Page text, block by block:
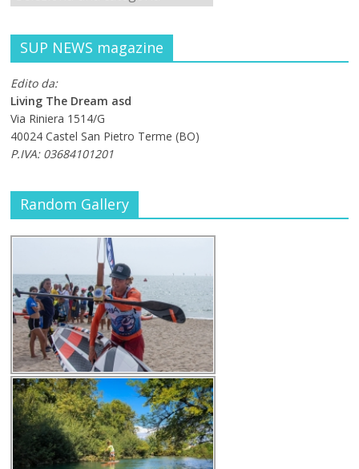
SUP NEWS magazine
Edito da:
Living The Dream asd
Via Riniera 1514/G
40024 Castel San Pietro Terme (BO)
P.IVA: 03684101201
Random Gallery